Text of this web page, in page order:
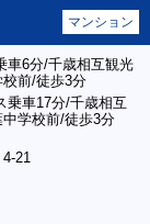
マンション
車6分/千歳相互観光
前/徒歩3分
乗車17分/千歳相互
学校前/徒歩3分
21